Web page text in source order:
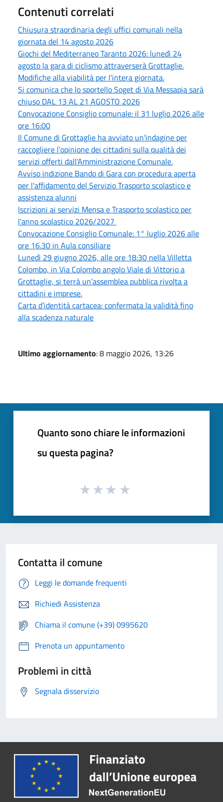
Contenuti correlati
Chiusura straordinaria degli uffici comunali nella
giornata del 14 agosto 2026
Giochi del Mediterraneo Taranto 2026: lunedì 24
agosto la gara di ciclismo attraverserà Grottaglie.
Modifiche alla viabilità per l'intera giornata.
Si comunica che lo sportello Soget di Via Messapia sarà
chiuso DAL 13 AL 21 AGOSTO 2026
Convocazione Consiglio comunale: il 31 luglio 2026 alle
ore 16:00
Il Comune di Grottaglie ha avviato un'indagine per
raccogliere l'opinione dei cittadini sulla qualità dei
servizi offerti dall'Amministrazione Comunale.
Avviso indizione Bando di Gara con procedura aperta
per l'affidamento del Servizio Trasporto scolastico e
assistenza alunni
Iscrizioni ai servizi Mensa e Trasporto scolastico per
l’anno scolastico 2026/2027
Convocazione Consiglio Comunale: 1° luglio 2026 alle
ore 16.30 in Aula consiliare
Lunedì 29 giugno 2026, alle ore 18:30 nella Villetta
Colombo, in Via Colombo angolo Viale di Vittorio a
Grottaglie, si terrà un’assemblea pubblica rivolta a
cittadini e imprese.
Carta d’identità cartacea: confermata la validità fino
alla scadenza naturale
Ultimo aggiornamento: 8 maggio 2026, 13:26
Quanto sono chiare le informazioni
su questa pagina?
Contatta il comune
Leggi le domande frequenti
Richiedi Assistenza
Chiama il comune (+39) 0995620
Prenota un appuntamento
Problemi in città
Segnala disservizio